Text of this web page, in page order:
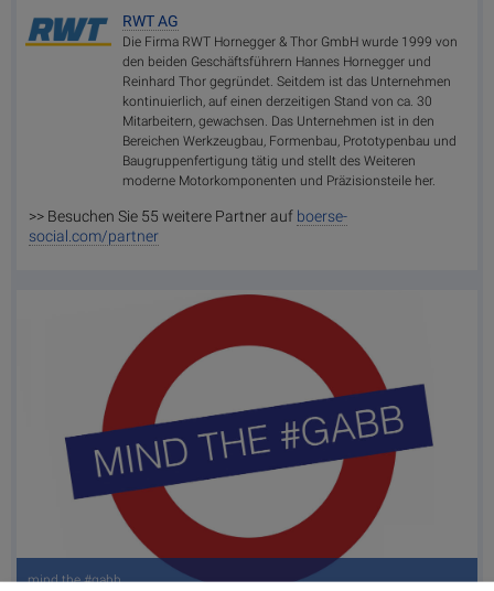
RWT AG
Die Firma RWT Hornegger & Thor GmbH wurde 1999 von
den beiden Geschäftsführern Hannes Hornegger und
Reinhard Thor gegründet. Seitdem ist das Unternehmen
kontinuierlich, auf einen derzeitigen Stand von ca. 30
Mitarbeitern, gewachsen. Das Unternehmen ist in den
Bereichen Werkzeugbau, Formenbau, Prototypenbau und
Baugruppenfertigung tätig und stellt des Weiteren
moderne Motorkomponenten und Präzisionsteile her.
>> Besuchen Sie 55 weitere Partner auf boerse-
social.com/partner
mind the #gabb